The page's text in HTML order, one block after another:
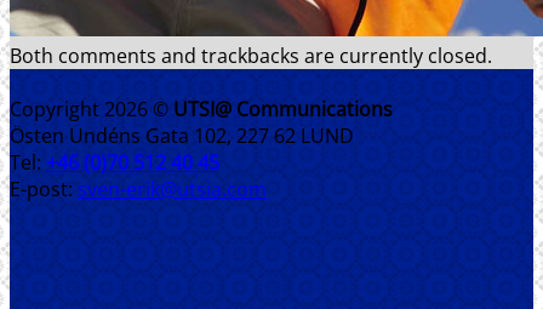
Both comments and trackbacks are currently closed.
Copyright 2026 © UTSI@ Communications
Östen Undéns Gata 102, 227 62 LUND
Tel: +46 (0)70 512 40 45
E-post: sven-erik@utsia.com